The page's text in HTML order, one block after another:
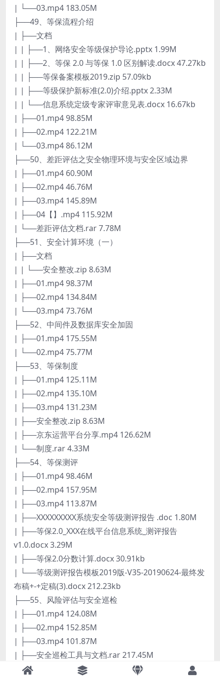
| └──03.mp4 183.05M
├──49、等保流程介绍
| ├──文档
| | ├──1、网络安全等级保护导论.pptx 1.99M
| | ├──2、等保 2.0 与等保 1.0 区别解读.docx 47.27kb
| | ├──等保备案模板2019.zip 57.09kb
| | ├──等级保护新标准(2.0)介绍.pptx 2.33M
| | └──信息系统定级专家评审意见表.docx 16.67kb
| ├──01.mp4 98.85M
| ├──02.mp4 122.21M
| └──03.mp4 86.12M
├──50、差距评估之安全物理环境与安全区域边界
| ├──01.mp4 60.90M
| ├──02.mp4 46.76M
| ├──03.mp4 145.89M
| ├──04【】.mp4 115.92M
| └──差距评估文档.rar 7.78M
├──51、安全计算环境（一）
| ├──文档
| | └──安全整改.zip 8.63M
| ├──01.mp4 98.37M
| ├──02.mp4 134.84M
| └──03.mp4 73.76M
├──52、中间件及数据库安全加固
| ├──01.mp4 175.55M
| └──02.mp4 75.77M
├──53、等保制度
| ├──01.mp4 125.11M
| ├──02.mp4 135.10M
| ├──03.mp4 131.23M
| ├──安全整改.zip 8.63M
| ├──京东运营平台分享.mp4 126.62M
| └──制度.rar 4.33M
├──54、等保测评
| ├──01.mp4 98.46M
| ├──02.mp4 157.95M
| ├──03.mp4 113.87M
| ├──XXXXXXXXX系统安全等级测评报告 .doc 1.80M
| ├──等保2.0_XXX在线平台信息系统_测评报告
v1.0.docx 3.29M
| ├──等保2.0分数计算.docx 30.91kb
| └──等级测评报告模板2019版-V35-20190624-最终发
布稿+-+定稿(3).docx 212.23kb
├──55、风险评估与安全巡检
| ├──01.mp4 124.08M
| ├──02.mp4 152.85M
| ├──03.mp4 101.87M
| ├──安全巡检工具与文档.rar 217.45M
| └──风险评估.zip 2.69M